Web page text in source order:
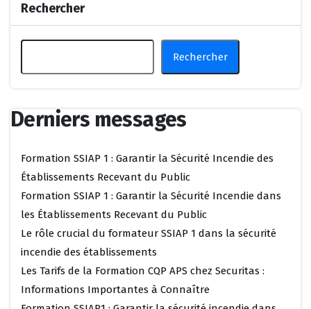
Rechercher
Rechercher
Derniers messages
Formation SSIAP 1 : Garantir la Sécurité Incendie des
Établissements Recevant du Public
Formation SSIAP 1 : Garantir la Sécurité Incendie dans
les Établissements Recevant du Public
Le rôle crucial du formateur SSIAP 1 dans la sécurité
incendie des établissements
Les Tarifs de la Formation CQP APS chez Securitas :
Informations Importantes à Connaître